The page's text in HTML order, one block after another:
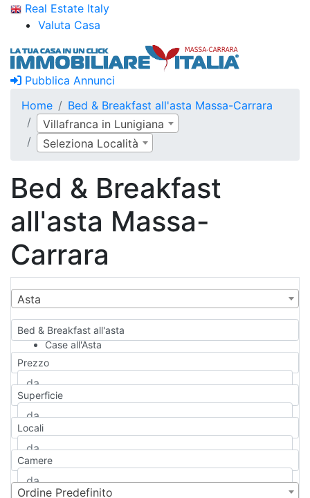
Real Estate Italy
Valuta Casa
Pubblica Annunci
Home
Bed & Breakfast all'asta Massa-Carrara
Villafranca in Lunigiana
Seleziona Località
Bed & Breakfast
all'asta Massa-
Carrara
Asta
Bed & Breakfast all'asta
Case all'Asta
Qualsiasi
Appartamento
Casa indipendente
Casa Semi-indipendente
Attico/Mansarda
Rustico/Casale
Camera d'Albergo
Prezzo
Superficie
Locali
Camere
Ordine Predefinito